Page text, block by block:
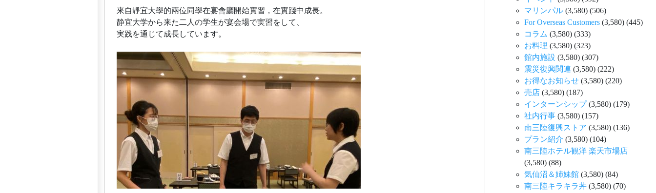
來自靜宜大學的兩位同學在宴會廳開始實習，在實踐中成長。
静宜大学から来た二人の学生が宴会場で実習をして、
実践を通じて成長しています。
マリンパル (3,580) (506)
For Overseas Customers (3,580) (445)
コラム (3,580) (333)
お料理 (3,580) (323)
館内施設 (3,580) (307)
震災復興関連 (3,580) (222)
お得なお知らせ (3,580) (220)
売店 (3,580) (187)
インターンシップ(3,580) (179)
社内行事 (3,580) (157)
南三陸復興ストア (3,580) (136)
プラン紹介 (3,580) (104)
南三陸ホテル観洋 楽天市場店
(3,580) (88)
気仙沼＆姉妹館 (3,580) (84)
南三陸キラキラ丼 (3,580) (70)